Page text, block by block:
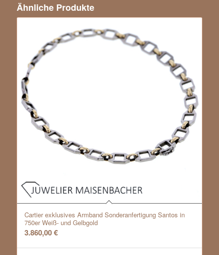
Ähnliche Produkte
Cartier exklusives Armband Sonderanfertigung Santos in
750er Weiß- und Gelbgold
3.860,00€